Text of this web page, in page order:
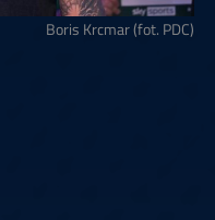
Boris Krcmar (fot. PDC)